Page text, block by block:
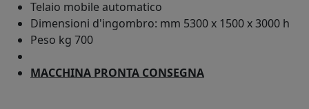
Telaio mobile automatico
Dimensioni d'ingombro: mm 5300 x 1500 x 3000 h
Peso kg 700
MACCHINA PRONTA CONSEGNA